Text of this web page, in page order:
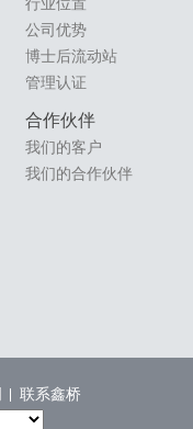
行业位置
公司优势
博士后流动站
管理认证
合作伙伴
我们的客户
我们的合作伙伴
联系鑫桥